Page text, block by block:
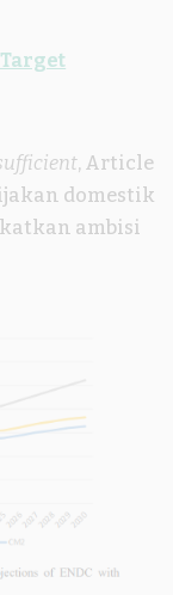
, Article
domestik
ambisi